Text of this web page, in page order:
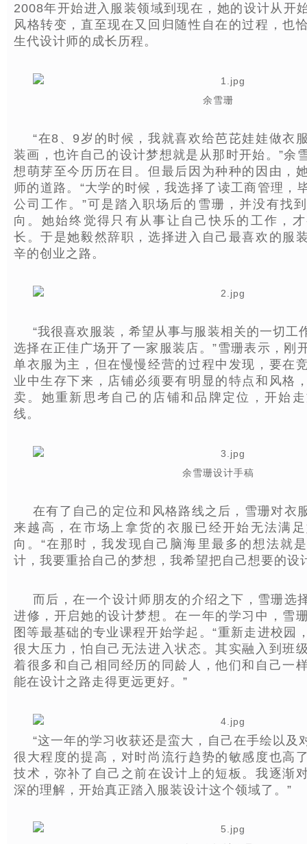
2008年开始进入服装领域到现在，她的设计从开
风格转变，直至现在又回归随性自在的过程，也
生代设计师的成长历程。
余雪珊
“在8、9岁的时候，我就喜欢给芭芘娃娃做衣
装画，也许自己的设计梦想就是从那时开始。”余
想萌芽至今历历在目。但最后因为种种的因由，
师的道路。“大学的时候，我选择了读工商管理，
公司工作。”可是踏入职场后的雪珊，并没有找
向。她始终觉得只有从事让自己快乐的工作，
长。于是她毅然辞职，选择进入自己最喜欢的服
辛的创业之路。
“我很喜欢服装，希望从事与服装相关的一切工
选择在正佳广场开了一家服装店。”雪珊表示，刚
单衣服为主，但在慢慢经营的过程中发现，要在
业中生存下来，店铺必须要有明显的特点和风格
卖。她重新思考自己的店铺和品牌定位，开始
线。
余雪珊设计手稿
在有了自己的定位和风格路线之后，雪珊对衣
来越高，在市场上拿货的衣服已经开始无法满
向。“在那时，我发现自己脑海里最多的想法就
计，我要重拾自己的梦想，我希望把自己想要的设
而后，在一个设计师朋友的介绍之下，雪珊选
进修，开启她的设计梦想。在一年的学习中，雪
图等最基础的专业课程开始学起。“重新走进校园
很大压力，怕自己无法进入状态。其实融入到班
着很多和自己相同经历的同龄人，他们和自己一
能在设计之路走得更远更好。”
“这一年的学习收获还是蛮大，自己在手绘以及
很大程度的提高，对时尚流行趋势的敏感度也高
技术，弥补了自己之前在设计上的短板。我逐渐
深的理解，开始真正踏入服装设计这个领域了。”